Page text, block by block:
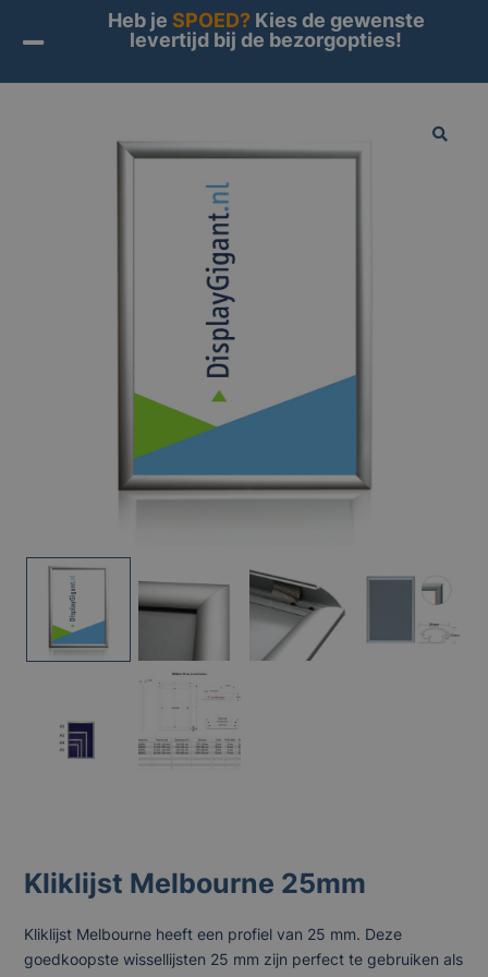
Home Producten/Binnenreclame/Kliklijsten/ Kliklijst
Kliklijst Melbourne 25mm
Kliklijst Melbourne heeft een profiel van 25 mm. Deze
goedkoopste wissellijsten 25 mm zijn perfect te gebruiken als
Heb je SPOED?Kies de gewenste
levertijd bij de bezorgopties!